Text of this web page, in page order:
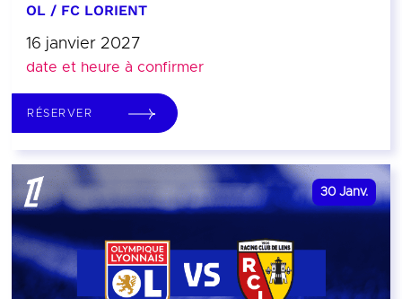
OL / FC LORIENT
16 janvier 2027
date et heure à confirmer
RÉSERVER
30 Janv.